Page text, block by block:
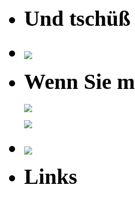
Und tschüß
Wenn Sie
Links